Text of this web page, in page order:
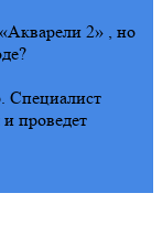
2» , но
Специалист
проведет